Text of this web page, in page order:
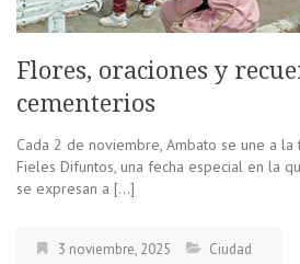
Flores, oraciones y
cementerios
Cada 2 de noviembre, Ambato se une a
Fieles Difuntos, una fecha especial en la
se expresan a […]
3 noviembre, 2025 Ciudad